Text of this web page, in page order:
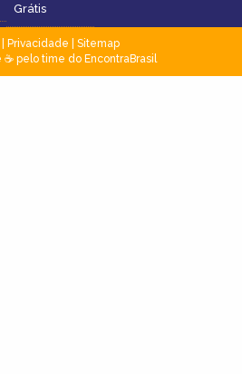
Grátis
Privacidade
Sitemap
pelo time do EncontraBrasil